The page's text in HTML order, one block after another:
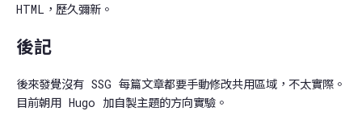
HTML，歷久彌新。
後記
後來發覺沒有 SSG 每篇文章都要手動修改共用區域，不太實際。
目前朝用 Hugo 加自製主題的方向實驗。